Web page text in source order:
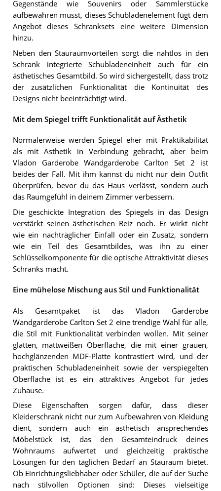
Gegenstände wie Souvenirs oder Sammlerstücke
aufbewahren musst, dieses Schubladenelement fügt dem
Angebot dieses Schranksets eine weitere Dimension
hinzu.
Neben den Stauraumvorteilen sorgt die nahtlos in den
Schrank integrierte Schubladeneinheit auch für ein
ästhetisches Gesamtbild. So wird sichergestellt, dass trotz
der zusätzlichen Funktionalität die Kontinuität des
Designs nicht beeinträchtigt wird.
Mit dem Spiegel trifft Funktionalität auf Ästhetik
Normalerweise werden Spiegel eher mit Praktikabilität
als mit Ästhetik in Verbindung gebracht, aber beim
Vladon Garderobe Wandgarderobe Carlton Set 2 ist
beides der Fall. Mit ihm kannst du nicht nur dein Outfit
überprüfen, bevor du das Haus verlässt, sondern auch
das Raumgefühl in deinem Zimmer verbessern.
Die geschickte Integration des Spiegels in das Design
verstärkt seinen ästhetischen Reiz noch. Er wirkt nicht
wie ein nachträglicher Einfall oder ein Zusatz, sondern
wie ein Teil des Gesamtbildes, was ihn zu einer
Schlüsselkomponente für die optische Attraktivität dieses
Schranks macht.
Eine mühelose Mischung aus Stil und Funktionalität
Als Gesamtpaket ist das Vladon Garderobe
Wandgarderobe Carlton Set 2 eine trendige Wahl für alle,
die Stil mit Funktionalität verbinden wollen. Mit seiner
glatten, mattweißen Oberfläche, die mit einer grauen,
hochglänzenden MDF-Platte kontrastiert wird, und der
praktischen Schubladeneinheit sowie der verspiegelten
Oberfläche ist es ein attraktives Angebot für jedes
Zuhause.
Diese Eigenschaften sorgen dafür, dass dieser
Kleiderschrank nicht nur zum Aufbewahren von Kleidung
dient, sondern auch ein ästhetisch ansprechendes
Möbelstück ist, das den Gesamteindruck deines
Wohnraums aufwertet und gleichzeitig praktische
Lösungen für den täglichen Bedarf an Stauraum bietet.
Ob Einrichtungsliebhaber oder Schüler, die auf der Suche
nach stilvollen Optionen sind: Dieses vielseitige